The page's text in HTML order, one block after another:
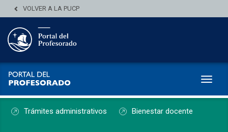
VOLVER A LA PUCP
Trámites administrativos Bienestar docente